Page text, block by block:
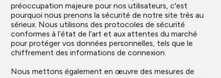
préoccupation majeure pour nos utilisateurs, c'est
pourquoi nous prenons la sécurité de notre site très au
sérieux. Nous utilisons des protocoles de sécurité
conformes à l’état de l’art et aux attentes du marché
pour protéger vos données personnelles, tels que le
chiffrement des informations de connexion.
Nous mettons également en œuvre des mesures de